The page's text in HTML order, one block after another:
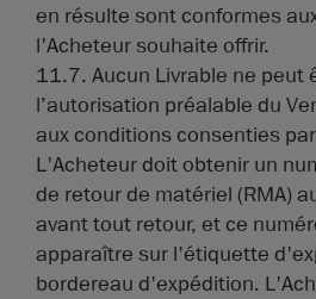
en résulte sont conformes
l'Acheteur souhaite offrir.
11.7. Aucun Livrable ne peut
l’autorisation préalable du
aux conditions consenties
L'Acheteur doit obtenir un
de retour de matériel (RMA)
avant tout retour, et ce
apparaître sur l'étiquette
bordereau d'expédition.